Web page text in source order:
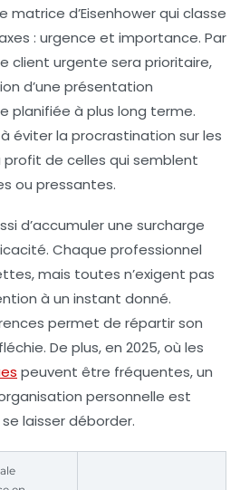
matrice d’Eisenhowerqui classe
: urgence et importance. Par
client urgente sera prioritaire,
d’une présentation
planifiée à plus long terme.
éviter la procrastination sur les
de celles qui semblent
ou pressantes.
d’accumuler une surcharge
Chaque professionnel
mais toutes n’exigent pas
à un instant donné.
permet de répartir son
De plus, en 2025, où les
peuvent être fréquentes, un
personnelle est
laisser déborder.